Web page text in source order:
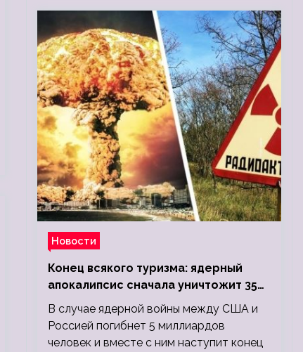
Новости
Конец всякого туризма: ядерный
апокалипсис сначала уничтожит 350
миллионов, а потом 5 миллиардов
людей
В случае ядерной войны между США и
Россией погибнет 5 миллиардов
человек и вместе с ним наступит конец